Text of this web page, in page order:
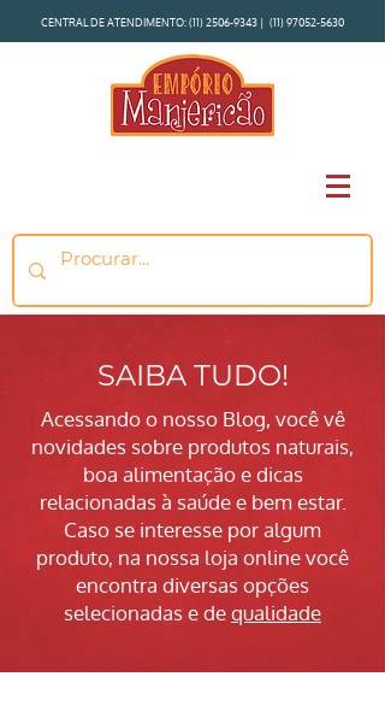
CENTRAL DE ATENDIMENTO:(11) 2506-9343 | (11) 97052-5630
SAIBA TUDO!
Acessando o nosso Blog, você vê
novidades sobre produtos naturais,
boa alimentação e dicas
relacionadas à saúde e bem estar.
Caso se interesse por algum
produto, na nossa loja online você
encontra diversas opções
selecionadas e dequalidade